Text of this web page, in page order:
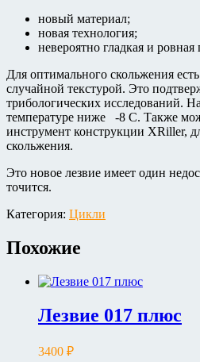
новый материал;
новая технология;
невероятно гладкая и ровная
Для оптимального скольжения
случайной текстурой. Это
трибологических исследований.
температуре ниже -8 С. Также
инструмент конструкции XRiller,
скольжения.
Это новое лезвие имеет один
точится.
Категория: Цикли
Похожие
Лезвие 017 плюс
3400 ₽